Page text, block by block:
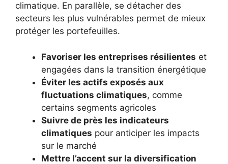
climatique. En parallèle, se détacher des
secteurs les plus vulnérables permet de mieux
protéger les portefeuilles.
Favoriser les entreprises résilientes et
engagées dans la transition énergétique
Éviter les actifs exposés aux
fluctuations climatiques, comme
certains segments agricoles
Suivre de près les indicateurs
climatiques pour anticiper les impacts
sur le marché
Mettre l’accent sur la diversification